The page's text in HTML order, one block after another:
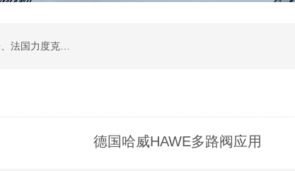
德国哈威HAWE多路阀应用